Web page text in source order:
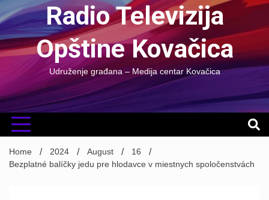
Radio Televizija
Opštine Kovačica
Udruženje građana – Medija centar Kovačica
Home 2024 August
16
Bezplatné balíčky jedu pre hlodavce v miestnych spoločenstvách